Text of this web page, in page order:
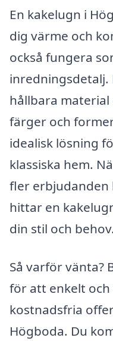
En kakelugn i
dig värme och
också fungera
inredningsdetalj.
hållbara material
färger och
idealisk lösning
klassiska hem.
fler erbjudanden
hittar en
din stil och behov.
Så varför vänta?
för att enkelt
kostnadsfria
Högboda. Du